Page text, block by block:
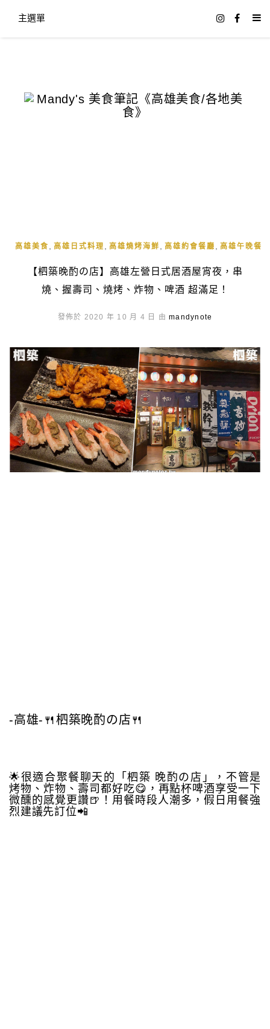
主選單
高雄美食 高雄日式料理 高雄燒烤海鮮 高雄約會餐廳 高雄午晚餐
【柶築晚酌の店】高雄左營日式居酒屋宵夜，串
燒、握壽司、燒烤、炸物、啤酒 超滿足！
發佈於 2020 年 10 月 4 日 由mandynote
-高雄-🍴柶築晚酌の店🍴
🌟很適合聚餐聊天的「柶築 晚酌の店」，不管是
烤物、炸物、壽司都好吃😋，再點杯啤酒享受一下
微醺的感覺更讚🍺！用餐時段人潮多，假日用餐強
烈建議先訂位📲